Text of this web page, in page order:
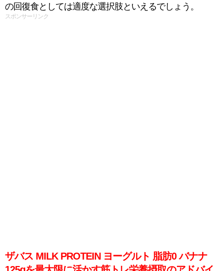
の回復食としては適度な選択肢といえるでしょう。
スポンサーリンク
ザバス MILK PROTEIN ヨーグルト 脂肪0 バナナ